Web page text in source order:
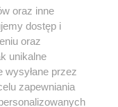
być powielany i
w jakikolwiek sposób (w
polu
w
Jakiekolwiek użycie lub
naruszeniem prawa,
kary i może być
oraz inne
dostęp i
oraz
unikalne
wysyłane przez
zapewniania